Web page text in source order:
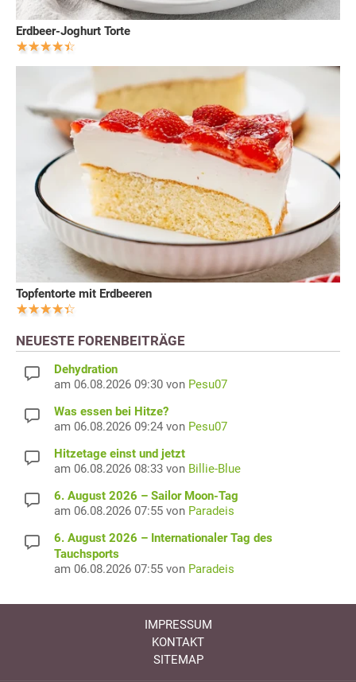
Erdbeer-Joghurt Torte
Topfentorte mit Erdbeeren
NEUESTE FORENBEITRÄGE
Dehydration
am 06.08.2026 09:30 von Pesu07
Was essen bei Hitze?
am 06.08.2026 09:24 von Pesu07
Hitzetage einst und jetzt
am 06.08.2026 08:33 von Billie-Blue
6. August 2026 – Sailor Moon-Tag
am 06.08.2026 07:55 von Paradeis
6. August 2026 – Internationaler Tag des
Tauchsports
am 06.08.2026 07:55 von Paradeis
IMPRESSUM
KONTAKT
SITEMAP